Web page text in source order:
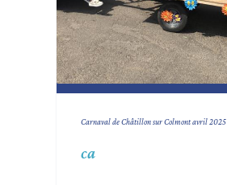
Carnaval de Châtillon sur Colmont avril 2025
ca